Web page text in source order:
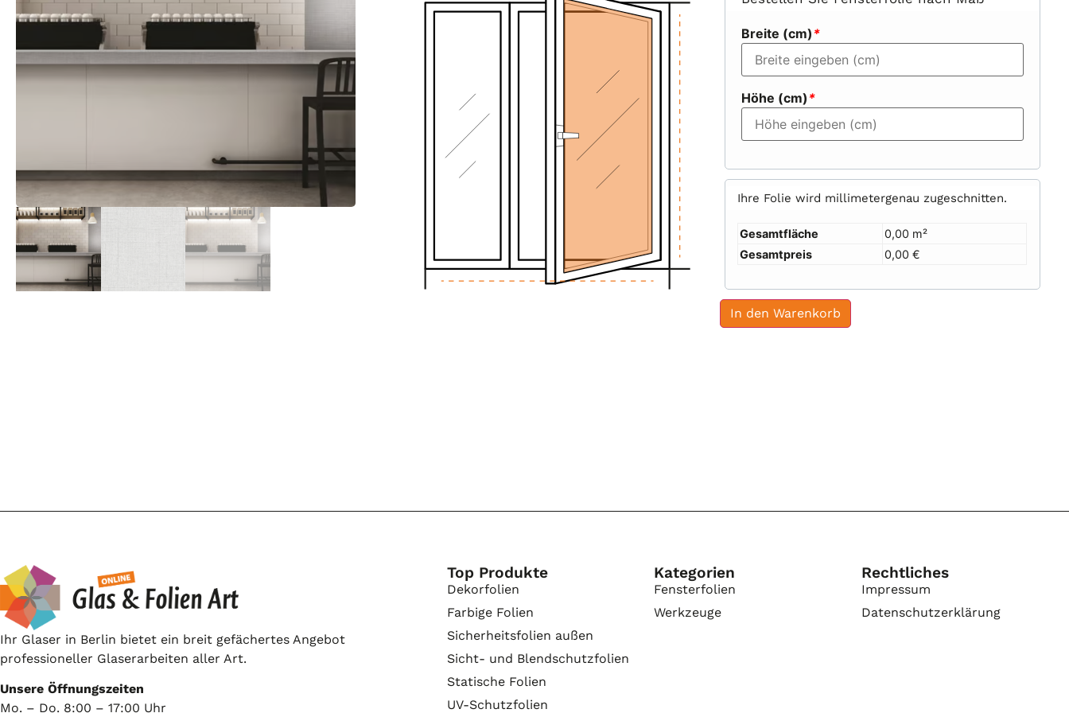
Breite (cm) *
Höhe (cm) *
Ihre Folie wird millimetergenau zugeschnitten.
Gesamtfläche
0,00 m²
Gesamtpreis
0,00 €
In den Warenkorb
Ihr Glaser in Berlin bietet ein breit gefächertes Angebot
professioneller Glaserarbeiten aller Art.
Unsere Öffnungszeiten
Mo. – Do. 8:00 – 17:00 Uhr
Top Produkte
Dekorfolien
Farbige Folien
Sicherheitsfolien außen
Sicht- und Blendschutzfolien
Statische Folien
UV-Schutzfolien
Kategorien
Fensterfolien
Werkzeuge
Rechtliches
Impressum
Datenschutzerklärung